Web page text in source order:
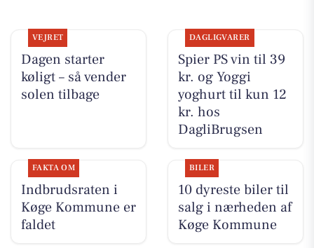
VEJRET
Dagen starter
køligt – så vender
solen tilbage
DAGLIGVARER
Spier PS vin til 39
kr. og Yoggi
yoghurt til kun 12
kr. hos
DagliBrugsen
FAKTA OM
Indbrudsraten i
Køge Kommune er
faldet
BILER
10 dyreste biler til
salg i nærheden af
Køge Kommune